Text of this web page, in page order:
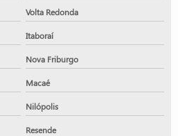
Volta Redonda
Itaboraí
Nova Friburgo
Macaé
Nilópolis
Resende